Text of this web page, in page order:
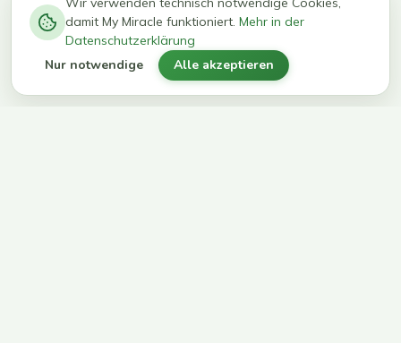
kg in 12
Wochen
erreichen
ihr Ziel
damit My Miracle funktioniert. Mehr in der
Datenschutzerklärung
Nur notwendige Alle akzeptieren